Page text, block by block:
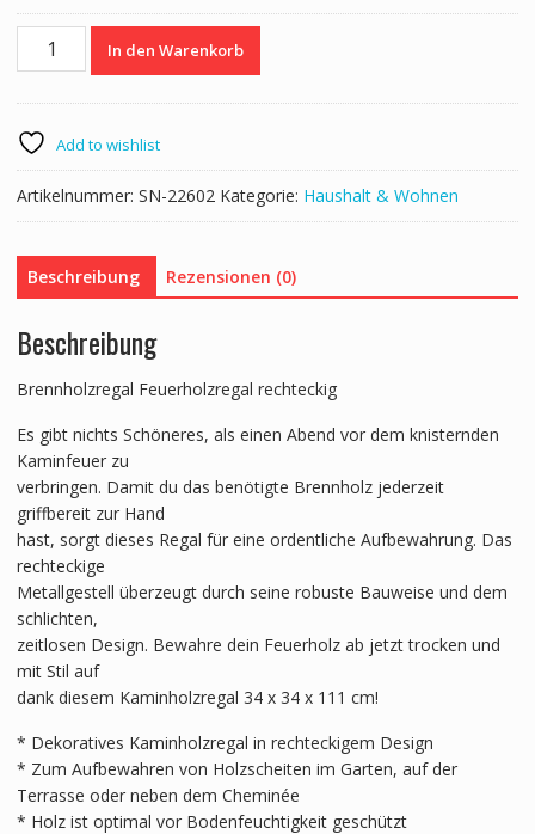
CHF 99.00CHF 80.00.
Kaminholzregal 34
111
cm
Menge
In den Warenkorb
Add to wishlist
Artikelnummer: SN-22602 Kategorie: Haushalt & Wohnen
Beschreibung Rezensionen (0)
Beschreibung
Brennholzregal Feuerholzregal rechteckig
Es gibt nichts Schöneres, als einen Abend vor dem knisternden
Kaminfeuer zu
verbringen. Damit du das benötigte Brennholz jederzeit
griffbereit zur Hand
hast, sorgt dieses Regal für eine ordentliche Aufbewahrung. Das
rechteckige
Metallgestell überzeugt durch seine robuste Bauweise und dem
schlichten,
zeitlosen Design. Bewahre dein Feuerholz ab jetzt trocken und
mit Stil auf
dank diesem Kaminholzregal 34 x 34 x 111 cm!
* Dekoratives Kaminholzregal in rechteckigem Design
* Zum Aufbewahren von Holzscheiten im Garten, auf der
Terrasse oder neben dem Cheminée
* Holz ist optimal vor Bodenfeuchtigkeit geschützt